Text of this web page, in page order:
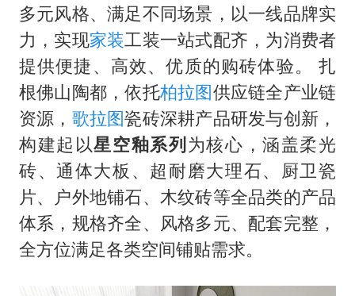
云南一男子胃中取出180颗铁钉
景区回应“麦积山石窟看完需2000元”
曹颖儿子首次演长剧
以军士兵把枪口对准中国记者
奋力开创中国式现代化建设新局面
多元风格、满足不同场景，以一线品牌实
力，实现家装工装一站式配齐，为消费者
提供便捷、高效、优质的购砖体验。 扎
根佛山陶都，依托柏拉图供应链全产业链
资源， 歌拉图瓷砖深耕产品研发与创新，
构建起以星空釉系列为核心，涵盖柔光
砖、通体大板、超耐磨大理石、厨卫瓷
片、户外地铺石、木纹砖等全品类的产品
体系，规格齐全、风格多元、配套完整，
全方位满足各类空间铺贴需求。